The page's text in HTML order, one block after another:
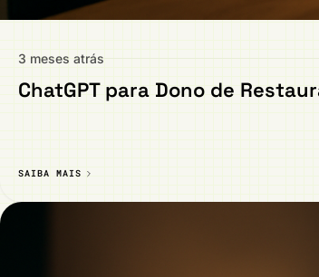
3 meses atrás
ChatGPT para Dono de
SAIBA MAIS